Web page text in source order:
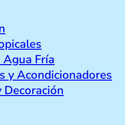
Agua Fría
y Acondicionadores
Decoración